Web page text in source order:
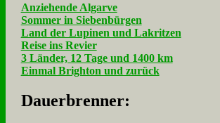
Anziehende Algarve
Sommer in Siebenbürgen
Land der Lupinen und Lakritzen
Reise ins Revier
3 Länder, 12 Tage und 1400 km
Einmal Brighton und zurück
Dau­er­bren­ner: